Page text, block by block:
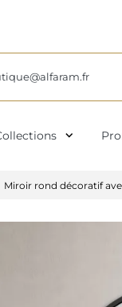
expand_more
Miroir rond décoratif